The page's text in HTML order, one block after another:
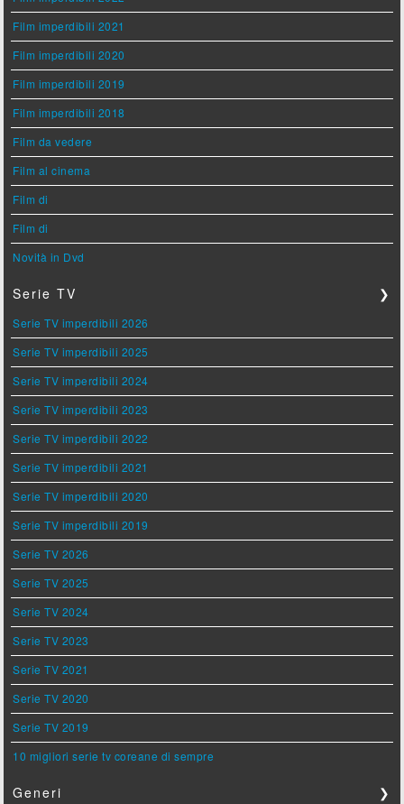
Film imperdibili 2021
Film imperdibili 2020
Film imperdibili 2019
Film imperdibili 2018
Film da vedere
Film al cinema
Film di
Film di
Novità in Dvd
Serie TV ❯
Serie TV imperdibili 2026
Serie TV imperdibili 2025
Serie TV imperdibili 2024
Serie TV imperdibili 2023
Serie TV imperdibili 2022
Serie TV imperdibili 2021
Serie TV imperdibili 2020
Serie TV imperdibili 2019
Serie TV 2026
Serie TV 2025
Serie TV 2024
Serie TV 2023
Serie TV 2021
Serie TV 2020
Serie TV 2019
10 migliori serie tv coreane di sempre
Generi ❯